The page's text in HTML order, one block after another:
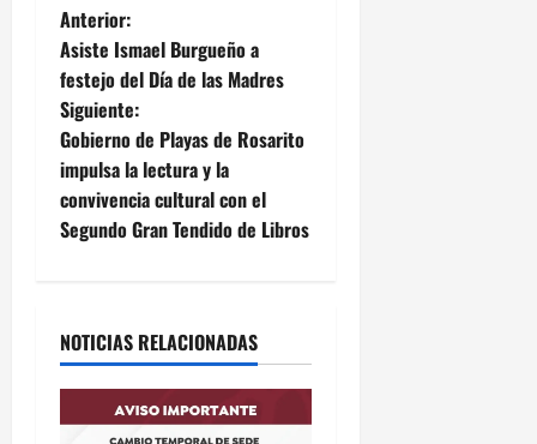
N
a
v
e
g
c
i
ó
Anterior:
Asiste Ismael Burgueño a
festejo del Día de las Madres
Siguiente:
Gobierno de Playas de Rosarito
impulsa la lectura y la
convivencia cultural con el
Segundo Gran Tendido de Libros
NOTICIAS RELACIONADAS